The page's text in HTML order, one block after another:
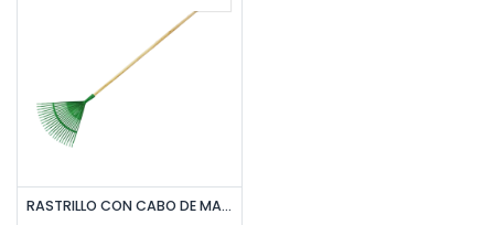
RASTRILLO CON CABO DE MADERA 22 DIENTES VERDE PLASTICO UNID S/M